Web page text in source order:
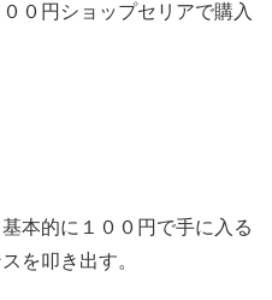
０円ショップセリアで購入
本的に１００円で手に入る
を叩き出す。